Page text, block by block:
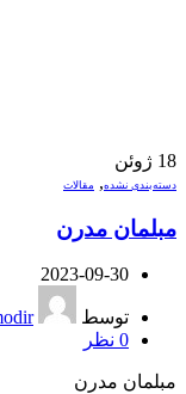
18 ژوئن
دسته‌بندی نشده, مقالات
مبلمان مدرن
2023-09-30
توسط
0 نظر
مبلمان مدرن